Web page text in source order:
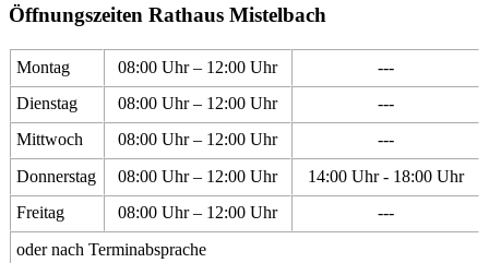
Öffnungszeiten Rathaus Mistelbach
Montag 08:00 Uhr – 12:00 Uhr
---
Dienstag
08:00 Uhr – 12:00 Uhr
---
Mittwoch
08:00 Uhr – 12:00 Uhr
---
Donnerstag
08:00 Uhr – 12:00 Uhr
14:00 Uhr - 18:00 Uhr
Freitag
08:00 Uhr – 12:00 Uhr
---
oder nach Terminabsprache